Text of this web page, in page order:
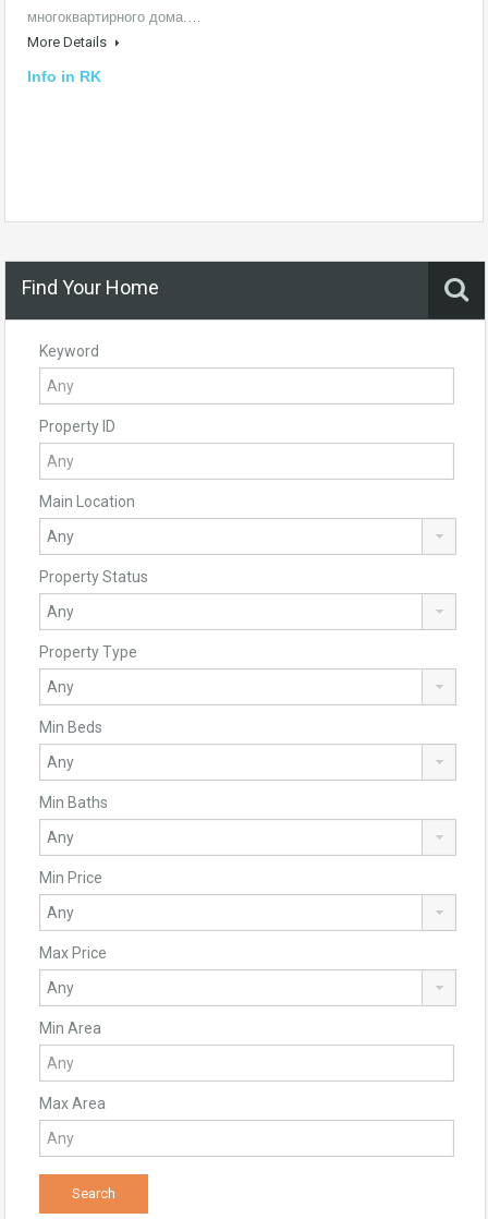
многоквартирного дома.…
More Details
Info in RK
Find Your Home
Keyword
Property ID
Main Location
Property Status
Property Type
Min Beds
Min Baths
Min Price
Max Price
Min Area
Max Area